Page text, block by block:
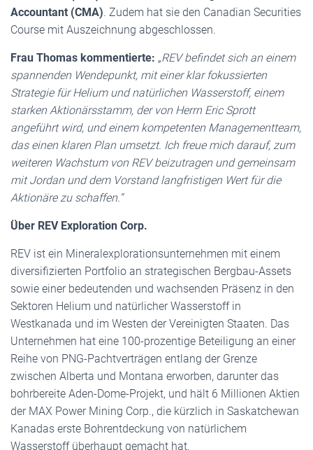
Accountant (CMA). Zudem hat sie den Canadian Securities
Course mit Auszeichnung abgeschlossen.
Frau Thomas kommentierte: „REV befindet sich an einem
spannenden Wendepunkt, mit einer klar fokussierten
Strategie für Helium und natürlichen Wasserstoff, einem
starken Aktionärsstamm, der von Herrn Eric Sprott
angeführt wird, und einem kompetenten Managementteam,
das einen klaren Plan umsetzt. Ich freue mich darauf, zum
weiteren Wachstum von REV beizutragen und gemeinsam
mit Jordan und dem Vorstand langfristigen Wert für die
Aktionäre zu schaffen.“
Über REV Exploration Corp.
REV ist ein Mineralexplorationsunternehmen mit einem
diversifizierten Portfolio an strategischen Bergbau-Assets
sowie einer bedeutenden und wachsenden Präsenz in den
Sektoren Helium und natürlicher Wasserstoff in
Westkanada und im Westen der Vereinigten Staaten. Das
Unternehmen hat eine 100-prozentige Beteiligung an einer
Reihe von PNG-Pachtverträgen entlang der Grenze
zwischen Alberta und Montana erworben, darunter das
bohrbereite Aden-Dome-Projekt, und hält 6 Millionen Aktien
der MAX Power Mining Corp., die kürzlich in Saskatchewan
Kanadas erste Bohrentdeckung von natürlichem
Wasserstoff überhaupt gemacht hat.